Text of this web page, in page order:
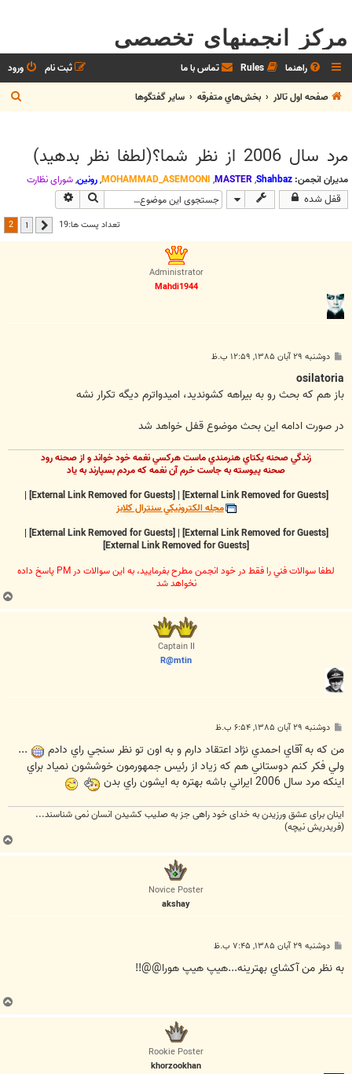
مرکز انجمنهای تخصصی
راهنما Rules تماس با ما ورود
ثبت نام
صفحه اول تالار
بخش‌‌هاي متفرقه ساير گفتگوها
س
مرد سال 2006 از نظر شما؟(لطفا نظر بدهيد)
مدیران انجمن: Shahbaz
,
MASTER
,
MOHAMMAD_ASEMOONI
,رونین,شوراي نظارت
قفل شده جستجو
تعداد پست ها:19 قبلی 1
2
Administrator
Mahdi1944
ت
دوشنبه ۲۹ آبان ۱۳۸۵, ۱۲:۵۹ ب.ظ
osilatoria
باز هم که بحث رو به بيراهه کشونديد، اميدواترم ديگه تکرار نشه
در صورت ادامه اين بحث موضوع قفل خواهد شد
زندگي صحنه يکتاي هنرمندي ماست هرکسي نغمه خود خواند و از صحنه رود
صحنه پيوسته به جاست خرم آن نغمه که مردم بسپارند به ياد
[External Link Removed for Guests]
|
[External Link Removed for Guests]
|
مجله الکترونيکي سنترال کلابز
[External Link Removed for Guests]
|
[External Link Removed for Guests]
|
[External Link Removed for Guests]
لطفا سوالات فني را فقط در خود انجمن مطرح بفرماييد، به اين سوالات در PM پاسخ داده
نخواهد شد
Captain II
R@mtin
ت
دوشنبه ۲۹ آبان ۱۳۸۵, ۶:۵۴ ب.ظ
من که به آقاي احمدي نژاد اعتقاد دارم و به اون تو نظر سنجي راي دادم
...
ولي فکر کنم دوستاني هم که زياد از رئيس جمهورمون خوششون نمياد براي
اينکه مرد سال 2006 ايراني باشه بهتره به ايشون راي بدن
اینان برای عشق ورزیدن به خدای خود راهی جز به صلیب کشیدن انسان نمی شناسند...
(فریدریش نیچه)
Novice Poster
akshay
ت
دوشنبه ۲۹ آبان ۱۳۸۵, ۷:۴۵ ب.ظ
به نظر من آکشاي بهترينه...هيپ هيپ هورا@@!!
Rookie Poster
khorzookhan